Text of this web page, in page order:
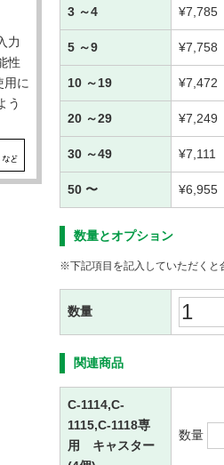
3 ～4 ¥7,785
5 ～9 ¥7,758
10 ～19 ¥7,472
20 ～29 ¥7,249
30 ～49 ¥7,111
50 〜 ¥6,955
数量とオプション
※下記項目を記入していただくと
数量
関連商品
C-1114,C-
1115,C-1118専
用 キャスター
数量
力
性
用に
う